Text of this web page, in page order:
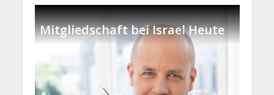
Mitgliedschaft bei Israel Heute